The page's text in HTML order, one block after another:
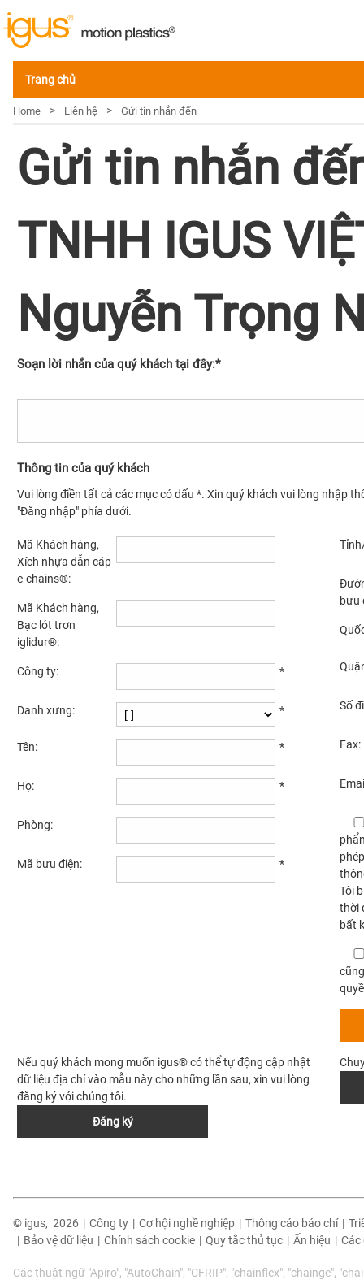
Trang chủ
Home > Liên hệ > Gửi tin nhắn đến
Gửi tin nhắn
TNHH IGUS
Nguyễn Trọng
Soạn lời nhắn của quý khách tại đây:*
Thông tin của quý khách
Vui lòng điền tất cả các mục có dấu *. Xin quý khách vui lòng nhập
"Đăng nhập" phía dưới.
Mã Khách hàng,
Xích nhựa dẫn cáp
e-chains®:
Mã Khách hàng,
Bạc lót trơn
iglidur®:
Công ty: *
Danh xưng: *
Tên: *
Họ: *
Phòng:
Mã bưu điện: *
bưu
Số
Fax:
Tôi
thời
bất
Nếu quý khách mong muốn igus® có thể tự động cập nhật
dữ liệu địa chỉ vào mẫu này cho những lần sau, xin vui lòng
đăng ký với chúng tôi.
Đăng ký
© igus, 2026 | Công ty | Cơ hội nghề nghiệp | Thông cáo báo chí |
| Bảo vệ dữ liệu | Chính sách cookie | Quy tắc thủ tục | Ấn hiệu | Các
Các thuật ngữ "Apiro", "AutoChain", "CFRIP", "chainflex", "chainge",